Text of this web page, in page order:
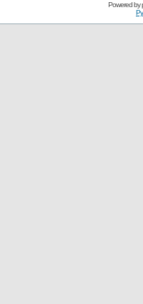
Powered by